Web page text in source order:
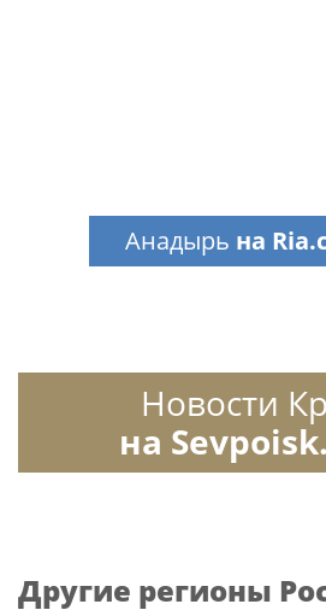
Анадырь на
Новости
на
Другие регионы